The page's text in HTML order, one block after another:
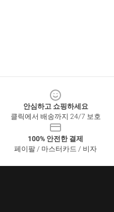
안심하고 쇼핑하세요
클릭에서 배송까지 24/7 보호
100% 안전한 결제
페이팔 / 마스터카드 / 비자